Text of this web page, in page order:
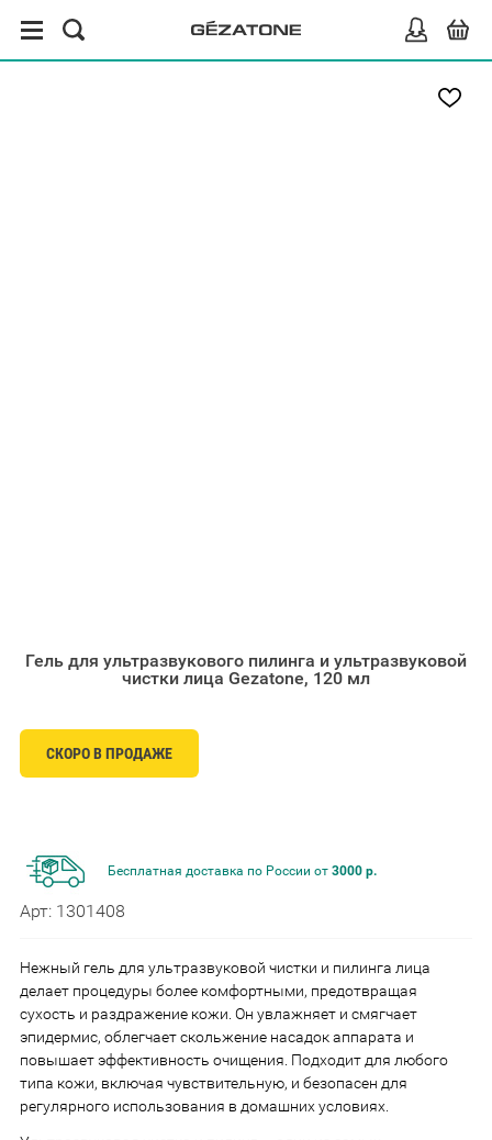
Гель для ультразвукового пилинга и ультразвуковой
чистки лица Gezatone, 120 мл
СКОРО В ПРОДАЖЕ
Бесплатная доставка по России от 3000 р.
Арт: 1301408
Нежный гель для ультразвуковой чистки и пилинга лица
делает процедуры более комфортными, предотвращая
сухость и раздражение кожи. Он увлажняет и смягчает
эпидермис, облегчает скольжение насадок аппарата и
повышает эффективность очищения. Подходит для любого
типа кожи, включая чувствительную, и безопасен для
регулярного использования в домашних условиях.